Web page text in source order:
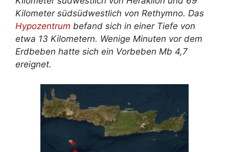
Kilometer südsüdwestlich von Rethymno. Das
Hypozentrum befand sich in einer Tiefe von
etwa 13 Kilometern. Wenige Minuten vor dem
Erdbeben hatte sich ein Vorbeben Mb 4,7
ereignet.